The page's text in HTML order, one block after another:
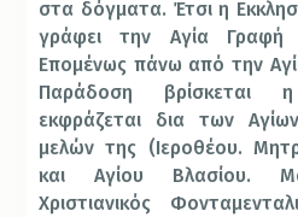
στα δόγματα. Έτσι η
γράφει την Αγία Γραφή
Επομένως πάνω από την
Παράδοση βρίσκεται
εκφράζεται δια των
μελών της (Ιεροθέου.
και Αγίου Βλασίου.
Χριστιανικός